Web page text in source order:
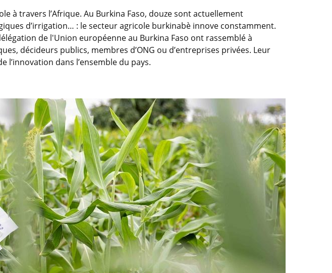
à travers l’Afrique. Au Burkina Faso, douze sont actuellement
d’irrigation… : le secteur agricole burkinabè innove constamment.
de l'Union européenne au Burkina Faso ont rassemblé à
décideurs publics, membres d’ONG ou d’entreprises privées. Leur
l’innovation dans l’ensemble du pays.